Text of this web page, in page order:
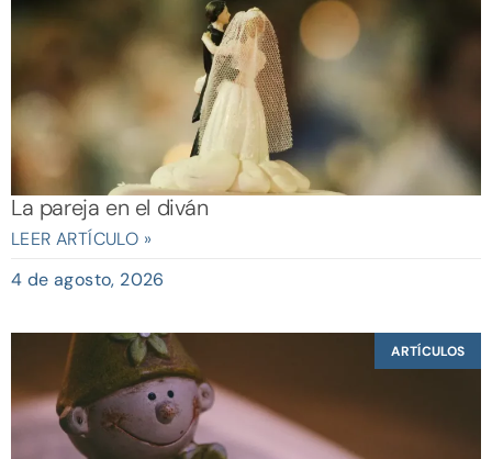
La pareja en el diván
LEER ARTÍCULO »
4 de agosto, 2026
ARTÍCULOS